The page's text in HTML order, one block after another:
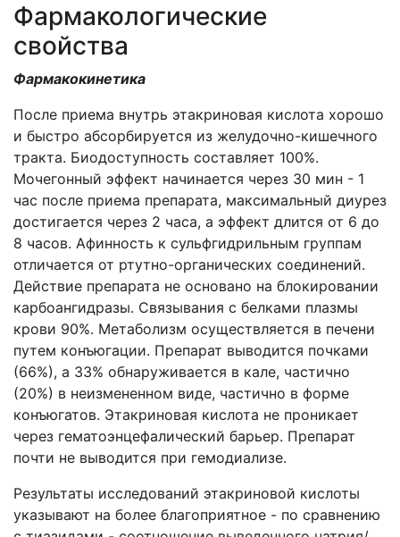
Фармакологические
свойства
Фармакокинетика
После приема внутрь этакриновая кислота хорошо
и быстро абсорбируется из желудочно-кишечного
тракта. Биодоступность составляет 100%.
Мочегонный эффект начинается через 30 мин - 1
час после приема препарата, максимальный диурез
достигается через 2 часа, а эффект длится от 6 до
8 часов. Афинность к сульфгидрильным группам
отличается от ртутно-органических соединений.
Действие препарата не основано на блокировании
карбоангидразы. Связывания с белками плазмы
крови 90%. Метаболизм осуществляется в печени
путем конъюгации. Препарат выводится почками
(66%), а 33% обнаруживается в кале, частично
(20%) в неизмененном виде, частично в форме
конъюгатов. Этакриновая кислота не проникает
через гематоэнцефалический барьер. Препарат
почти не выводится при гемодиализе.
Результаты исследований этакриновой кислоты
указывают на более благоприятное - по сравнению